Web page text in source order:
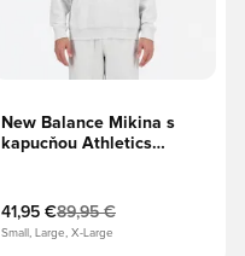
New Balance Mikina s
kapucňou Athletics
41,95 €89,95 €
Small, Large, X-Large